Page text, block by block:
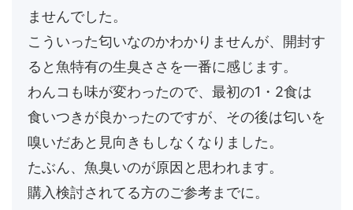
ませんでした。
こういった匂いなのかわかりませんが、開封す
ると魚特有の生臭ささを一番に感じます。
わんコも味が変わったので、最初の1・2食は
食いつきが良かったのですが、その後は匂いを
嗅いだあと見向きもしなくなりました。
たぶん、魚臭いのが原因と思われます。
購入検討されてる方のご参考までに。